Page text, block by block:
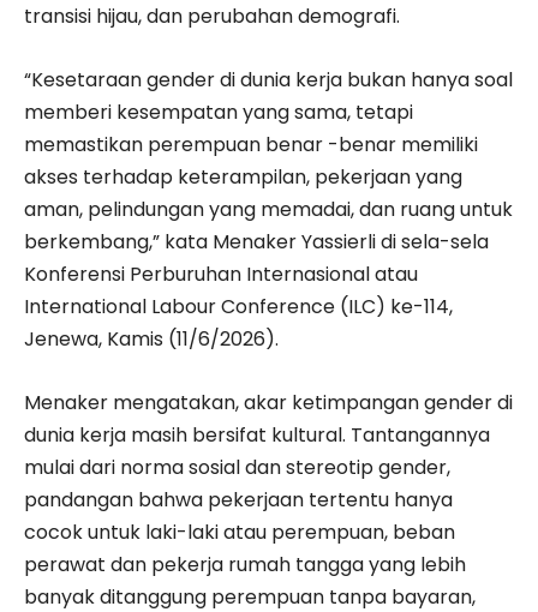
transisi hijau, dan perubahan demografi.
“Kesetaraan gender di dunia kerja bukan hanya soal
memberi kesempatan yang sama, tetapi
memastikan perempuan benar -benar memiliki
akses terhadap keterampilan, pekerjaan yang
aman, pelindungan yang memadai, dan ruang untuk
berkembang,” kata Menaker Yassierli di sela-sela
Konferensi Perburuhan Internasional atau
International Labour Conference (ILC) ke-114,
Jenewa, Kamis (11/6/2026).
Menaker mengatakan, akar ketimpangan gender di
dunia kerja masih bersifat kultural. Tantangannya
mulai dari norma sosial dan stereotip gender,
pandangan bahwa pekerjaan tertentu hanya
cocok untuk laki-laki atau perempuan, beban
perawat dan pekerja rumah tangga yang lebih
banyak ditanggung perempuan tanpa bayaran,